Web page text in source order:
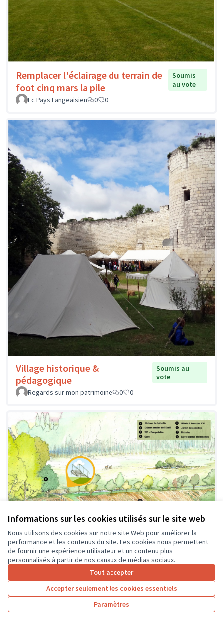
Informations sur les cookies utilisés sur le site web
Nous utilisons des cookies sur notre site Web pour améliorer la
performance et les contenus du site. Les cookies nous permettent
de fournir une expérience utilisateur et un contenu plus
personnalisés à partir de nos canaux de médias sociaux.
Tout accepter
Accepter seulement les cookies essentiels
Paramètres
Remplacer l'éclairage du terrain de
foot cinq mars la pile
Soumis
au vote
Fc Pays Langeaisien
0 0
Village historique &
pédagogique
Soumis au
vote
Regards sur mon patrimoine
0 0
Création d'une passerelle
Pageard
0 4